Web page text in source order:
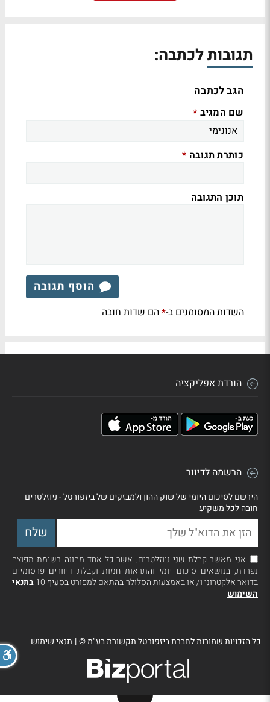
תגובות לכתבה:
הגב לכתבה
שם המגיב *
כותרת תגובה *
תוכן התגובה
הוסף תגובה
השדות המסומנים ב-*הם שדות חובה
הורדת אפליקציה
הרשמה לדיוור
הירשם לסיכום היומי של שוק ההון ולמבזקים של ביזפורטל - ניוזלטרים
חובה לכל משקיע
אני מאשר קבלת שני ניוזלטרים, אשר כל אחד מהווה רשימת תפוצה
נפרדת, בנושאים סיכום יומי והתראות חמות וקבלת דיוורים פרסומיים
בדואר אלקטרוני ו/ או באמצעות הסלולר בהתאם למפורט בסעיף 10
בתנאי
השימוש
כל הזכויות שמורות לחברת ביזפורטל תקשורת בע"מ ©| תנאי שימוש